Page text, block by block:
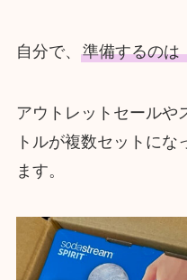
自分で、 準備するのは
アウトレットセールや
トルが複数セットにな
ます。